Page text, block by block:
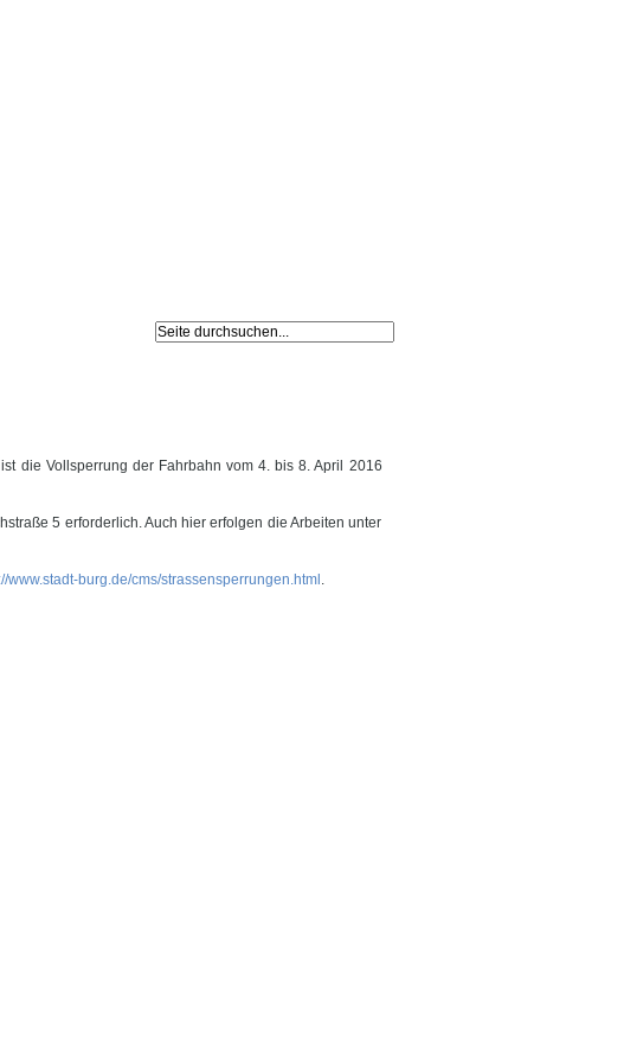
die Vollsperrung der Fahrbahn vom 4. bis 8. April 2016
5 erforderlich. Auch hier erfolgen die Arbeiten unter
www.stadt-burg.de/cms/strassensperrungen.html .